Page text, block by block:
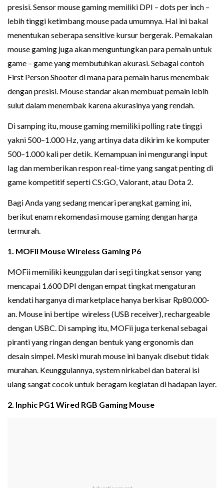
presisi. Sensor mouse gaming memiliki DPI – dots per inch –
lebih tinggi ketimbang mouse pada umumnya. Hal ini bakal
menentukan seberapa sensitive kursur bergerak. Pemakaian
mouse gaming juga akan menguntungkan para pemain untuk
game – game yang membutuhkan akurasi. Sebagai contoh
First Person Shooter di mana para pemain harus menembak
dengan presisi. Mouse standar akan membuat pemain lebih
sulut dalam menembak karena akurasinya yang rendah.
Di samping itu, mouse gaming memiliki polling rate tinggi
yakni 500–1.000 Hz, yang artinya data dikirim ke komputer
500–1.000 kali per detik. Kemampuan ini mengurangi input
lag dan memberikan respon real-time yang sangat penting di
game kompetitif seperti CS:GO, Valorant, atau Dota 2.
Bagi Anda yang sedang mencari perangkat gaming ini,
berikut enam rekomendasi mouse gaming dengan harga
termurah.
1. MOFii Mouse Wireless Gaming P6
MOFii memiliki keunggulan dari segi tingkat sensor yang
mencapai 1.600 DPI dengan empat tingkat mengaturan
kendati harganya di marketplace hanya berkisar Rp80.000-
an. Mouse ini bertipe wireless (USB receiver), rechargeable
dengan USBC. Di samping itu, MOFii juga terkenal sebagai
piranti yang ringan dengan bentuk yang ergonomis dan
desain simpel. Meski murah mouse ini banyak disebut tidak
murahan. Keunggulannya, system nirkabel dan baterai isi
ulang sangat cocok untuk beragam kegiatan di hadapan layer.
2. Inphic PG1 Wired RGB Gaming Mouse